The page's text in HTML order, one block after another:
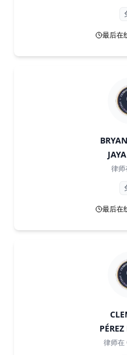
最后在
律师
最后在
PÉREZ
律师在